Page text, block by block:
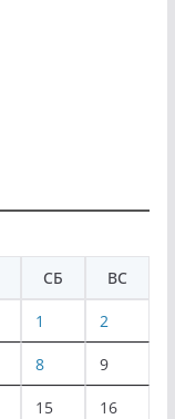
СБ ВС
1 2
8 9
15 16